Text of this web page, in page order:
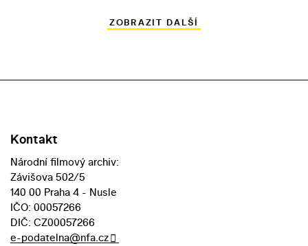
ZOBRAZIT DALŠÍ
Kontakt
Národní filmový archiv:
Závišova 502/5
140 00 Praha 4 - Nusle
IČO: 00057266
DIČ: CZ00057266
e-podatelna@nfa.cz